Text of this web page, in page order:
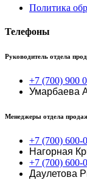
Политика
Телефоны
Руководитель отдела
+7 (700) 900
Умарбаева
Менеджеры отдела
+7 (700) 600-
Нагорная
+7 (700) 600-
Даулетова